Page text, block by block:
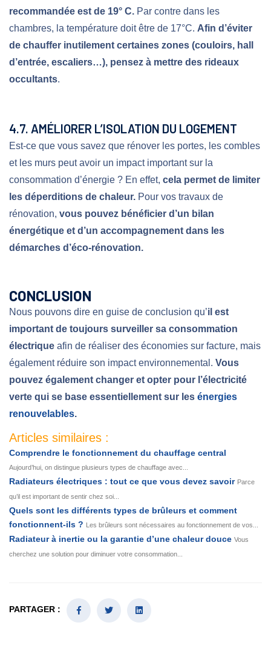
recommandée est de 19° C. Par contre dans les
chambres, la température doit être de 17°C. Afin d’éviter
de chauffer inutilement certaines zones (couloirs, hall
d’entrée, escaliers…), pensez à mettre des rideaux
occultants.
4.7. AMÉLIORER L’ISOLATION DU LOGEMENT
Est-ce que vous savez que rénover les portes, les combles
et les murs peut avoir un impact important sur la
consommation d’énergie ? En effet, cela permet de limiter
les déperditions de chaleur. Pour vos travaux de
rénovation, vous pouvez bénéficier d’un bilan
énergétique et d’un accompagnement dans les
démarches d’éco-rénovation.
CONCLUSION
Nous pouvons dire en guise de conclusion qu’il est
important de toujours surveiller sa consommation
électrique afin de réaliser des économies sur facture, mais
également réduire son impact environnemental. Vous
pouvez également changer et opter pour l’électricité
verte qui se base essentiellement sur les énergies
renouvelables.
Articles similaires :
Comprendre le fonctionnement du chauffage central
Aujourd’hui, on distingue plusieurs types de chauffage avec...
Radiateurs électriques : tout ce que vous devez savoir Parce
qu’il est important de sentir chez soi...
Quels sont les différents types de brûleurs et comment
fonctionnent-ils ? Les brûleurs sont nécessaires au fonctionnement de vos...
Radiateur à inertie ou la garantie d’une chaleur douce Vous
cherchez une solution pour diminuer votre consommation...
PARTAGER :